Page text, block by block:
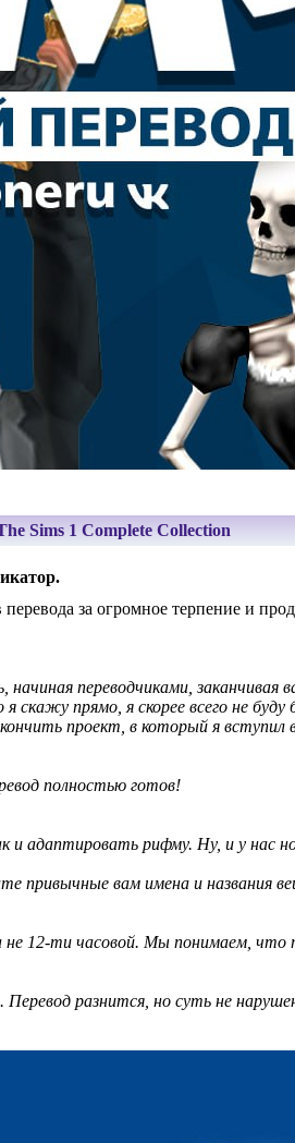
Sims 1 Complete Collection
за огромное терпение и
переводчиками, заканчивая
прямо, я скорее всего не
проект, в который я
полностью готов!
рифму. Ну, и у нас
вам имена и названия
не 12-ти часовой. Мы понимаем,
разнится, но суть не